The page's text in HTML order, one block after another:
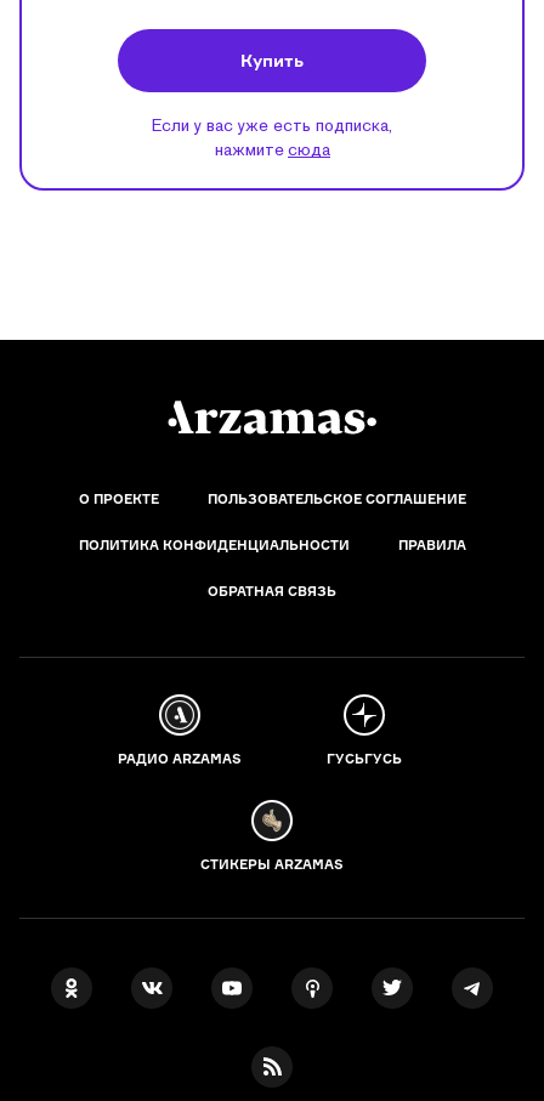
Купить
Если у вас уже есть подписка,
нажмите сюда
О ПРОЕКТЕ ПОЛЬЗОВАТЕЛЬСКОЕ СОГЛАШЕНИЕ
ПОЛИТИКА КОНФИДЕНЦИАЛЬНОСТИ ПРАВИЛА
ОБРАТНАЯ СВЯЗЬ
РАДИО ARZAMAS ГУСЬГУСЬ
СТИКЕРЫ ARZAMAS